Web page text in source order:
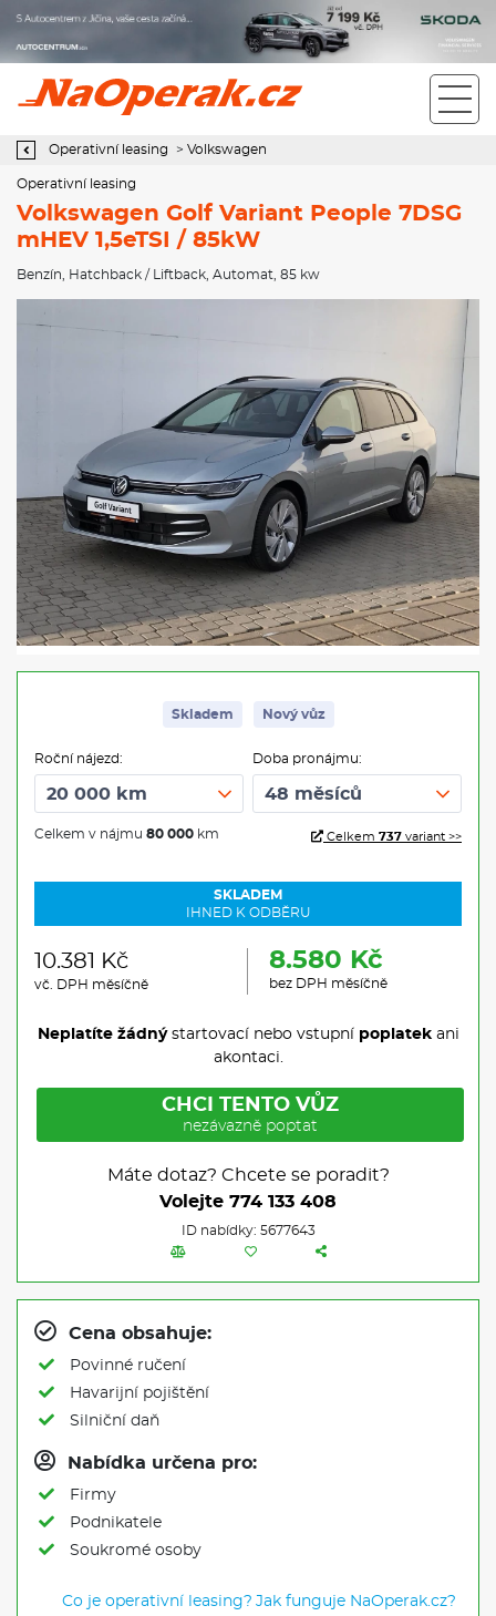
Operativní leasing Volkswagen Golf Variant People 7DSG mHEV
1,5eTSI / 85kW
Operativní leasing > Volkswagen
Operativní leasing
Volkswagen Golf Variant People 7DSG
mHEV 1,5eTSI / 85kW
Benzín Hatchback / Liftback Automat , 85 kw
Skladem Nový vůz
Roční nájezd:
Celkem v nájmu 80 000 km
Doba pronájmu:
Celkem 737 variant >>
SKLADEM
IHNED K ODBĚRU
10.381 Kč
vč. DPH měsíčně
8.580 Kč
bez DPH měsíčně
Neplatíte žádnýstartovací nebo vstupní poplatekani
akontaci.
CHCI TENTO VŮZ
nezávazně poptat
Máte dotaz? Chcete se poradit?
Volejte 774 133 408
ID nabídky: 5677643
Cena obsahuje:
Povinné ručení
Havarijní pojištění
Silniční daň
Nabídka určena pro:
Firmy
Podnikatele
Soukromé osoby
Co je operativní leasing? Jak funguje NaOperak.cz?